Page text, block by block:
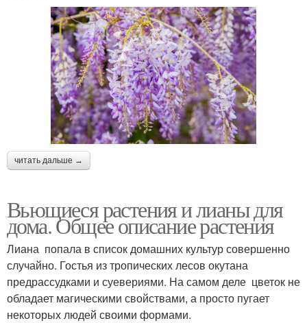
читать дальше →
Вьющиеся растения и лианы для
дома. Общее описание растения
Лиана попала в список домашних культур совершенно
случайно. Гостья из тропических лесов окутана
предрассудками и суевериями. На самом деле цветок не
обладает магическими свойствами, а просто пугает
некоторых людей своими формами.